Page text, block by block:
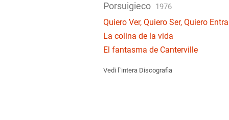
Porsuigieco 1976
Quiero Ver, Quiero Ser, Quiero
La colina de la vida
El fantasma de Canterville
Vedi l`intera Discografia